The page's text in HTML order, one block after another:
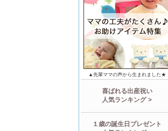
▲先輩ママの声から生まれました★
喜ばれる出産祝い
人気ランキング >
１歳の誕生日プレゼント